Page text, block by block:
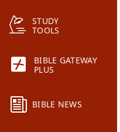
STUDY
TOOLS
BIBLE GATEWAY
PLUS
BIBLE NEWS